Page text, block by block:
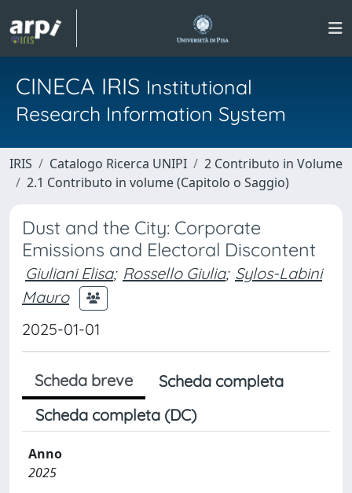
CINECA IRIS Institutional
Research Information System
IRIS Catalogo Ricerca UNIPI
2 Contributo in Volume
2.1 Contributo in volume (Capitolo o Saggio)
Dust and the City: Corporate
Emissions and Electoral Discontent
Giuliani Elisa; Rossello Giulia; Sylos-Labini
Mauro
2025-01-01
Scheda breve
Scheda completa
Scheda completa (DC)
Anno
2025